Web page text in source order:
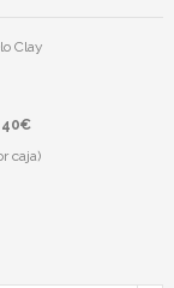
Clay
40€
caja)